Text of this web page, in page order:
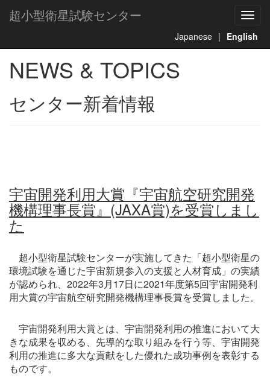
超小型衛星試験センター
Japanese | English
NEWS & TOPICS
センター新着情報
宇宙開発利⽤⼤賞『宇宙航空研究開発
機構理事長賞』(JAXA賞)を受賞しまし
た
超小型衛星試験センターが実施してきた「超小型衛星の
環境試験を通じた宇宙新規参入の支援と人材育成」の実績
が認められ、2022年3月17日に2021年度第5回宇宙開発利
⽤⼤賞の宇宙航空研究開発機構理事長賞を受賞しました。
宇宙開発利⽤⼤賞とは、宇宙開発利⽤の推進において⼤
きな成果を収める、先導的な取り組みを⾏う等、宇宙開発
利⽤の推進に多⼤な貢献をした優れた成功事例を表彰する
ものです。